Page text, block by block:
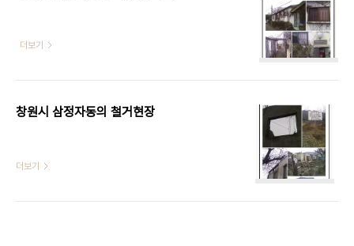
더보기
창원시 삼정자동의 철거현장
더보기